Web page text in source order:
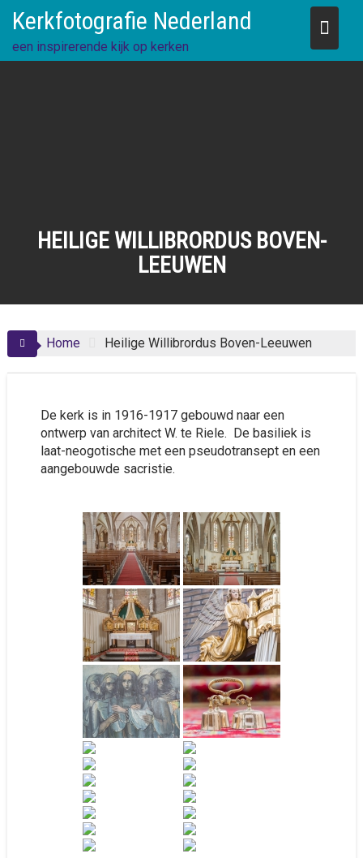
content
Kerkfotografie Nederland
een inspirerende kijk op kerken
HEILIGE WILLIBRORDUS BOVEN-
LEEUWEN
Home Heilige Willibrordus Boven-Leeuwen
De kerk is in 1916-1917 gebouwd naar een
ontwerp van architect W. te Riele. De basiliek is
laat-neogotische met een pseudotransept en een
aangebouwde sacristie.